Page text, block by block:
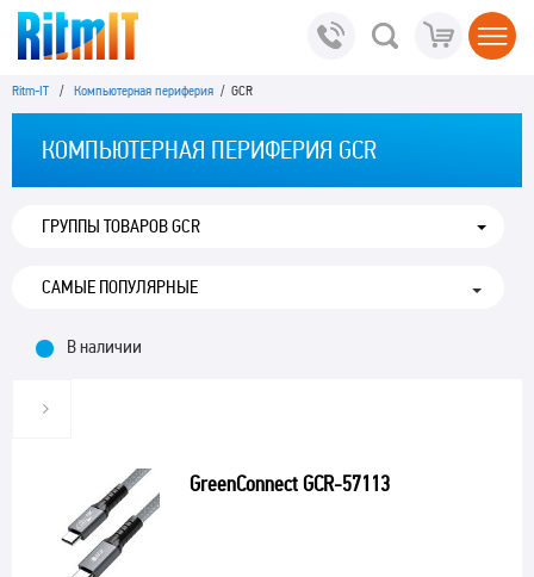
Ritm-IT / Компьютерная периферия / GCR
КОМПЬЮТЕРНАЯ ПЕРИФЕРИЯ GCR
ГРУППЫ ТОВАРОВ GCR
В наличии
GreenConnect GCR-57113